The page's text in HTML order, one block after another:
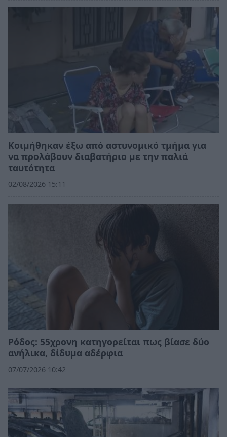
Κοιμήθηκαν έξω από αστυνομικό τμήμα για
να προλάβουν διαβατήριο με την παλιά
ταυτότητα
02/08/2026 15:11
Ρόδος: 55χρονη κατηγορείται πως βίασε δύο
ανήλικα, δίδυμα αδέρφια
07/07/2026 10:42